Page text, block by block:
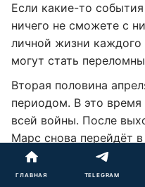
Если какие-то
ничего не сможете с
личной жизни каждого
могут стать
Вторая половина
периодом. В это
всей войны. После
Марс снова перейдёт в
встанет напротив
время Солнце будет
ГЛАВНАЯ TELEGRAM